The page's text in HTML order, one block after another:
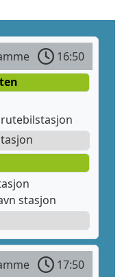
16:50
rutebilstasjon
stasjon
17:50